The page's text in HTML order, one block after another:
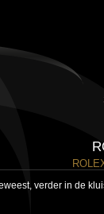
verder in de